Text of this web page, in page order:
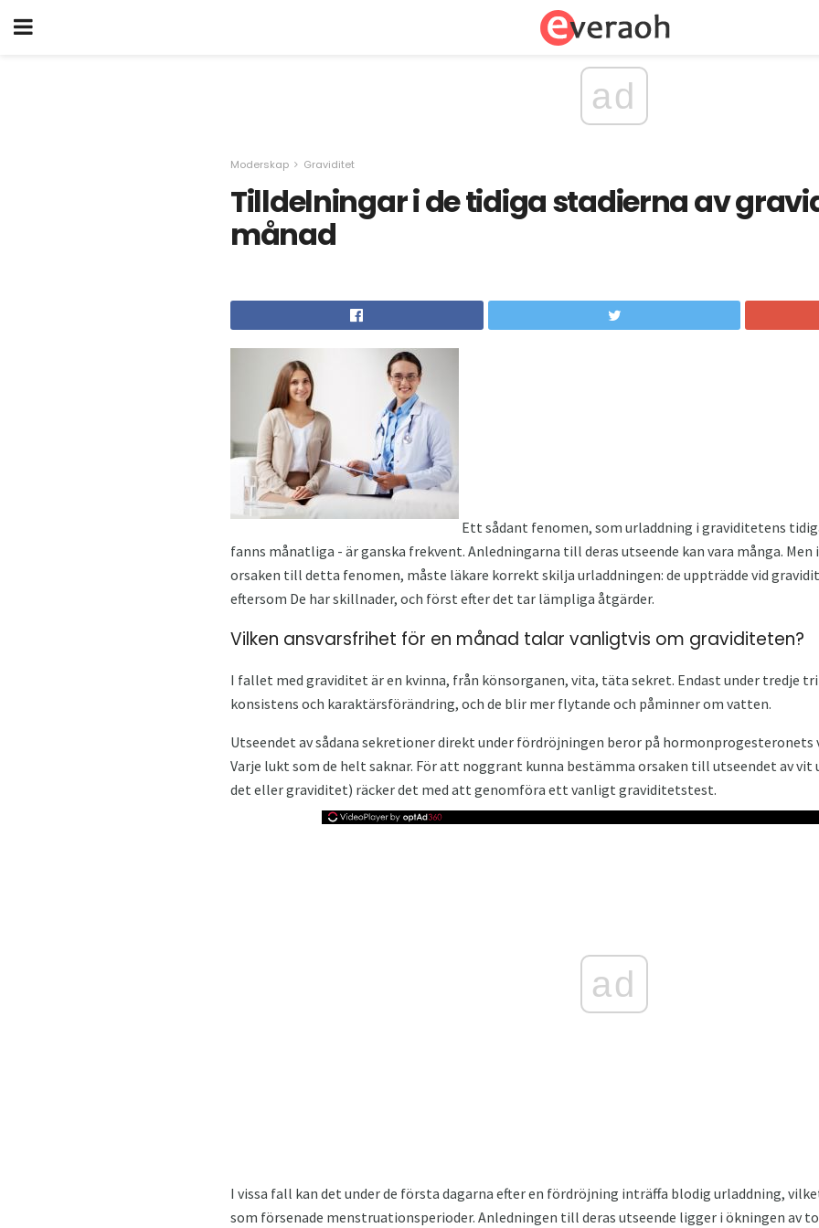
ad
Moderskap Graviditet
Tilldelningar i de tidiga stadierna av
månad
Ett sådant fenomen, som urladdning i graviditetens
fanns månatliga - är ganska frekvent. Anledningarna till deras utseende kan vara många.
orsaken till detta fenomen, måste läkare korrekt skilja urladdningen: de uppträdde vid
eftersom De har skillnader, och först efter det tar lämpliga åtgärder.
Vilken ansvarsfrihet för en månad talar vanligtvis om graviditeten?
I fallet med graviditet är en kvinna, från könsorganen, vita, täta sekret. Endast under tredje
konsistens och karaktärsförändring, och de blir mer flytande och påminner om vatten.
Utseendet av sådana sekretioner direkt under fördröjningen beror på hormonprogesteronets
Varje lukt som de helt saknar. För att noggrant kunna bestämma orsaken till utseendet av vit
det eller graviditet) räcker det med att genomföra ett vanligt graviditetstest.
ad
I vissa fall kan det under de första dagarna efter en fördröjning inträffa blodig urladdning,
som försenade menstruationsperioder. Anledningen till deras utseende ligger i ökningen av